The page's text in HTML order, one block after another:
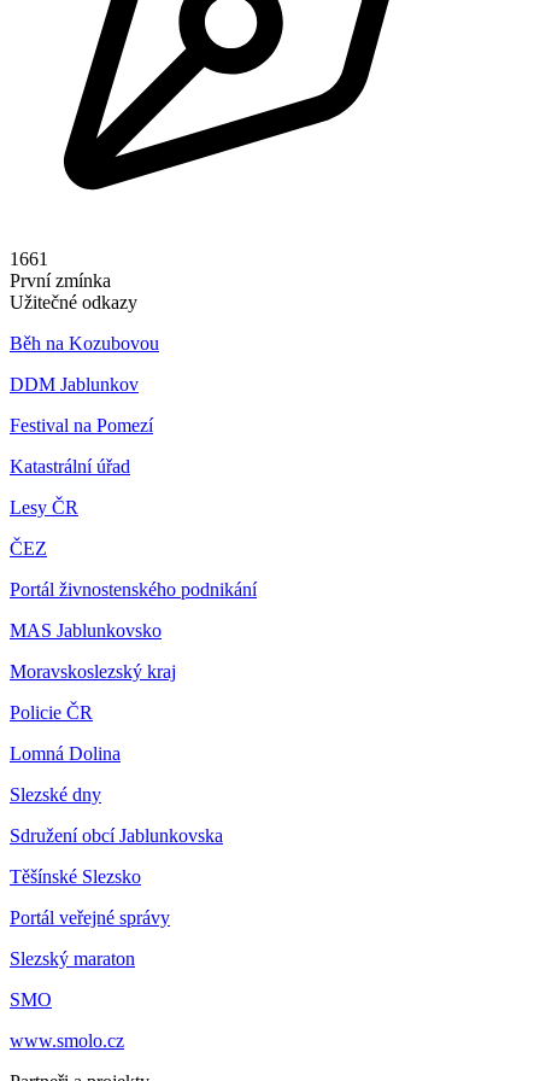
1661
První zmínka
Užitečné odkazy
Běh na Kozubovou
DDM Jablunkov
Festival na Pomezí
Katastrální úřad
Lesy ČR
ČEZ
Portál živnostenského podnikání
MAS Jablunkovsko
Moravskoslezský kraj
Policie ČR
Lomná Dolina
Slezské dny
Sdružení obcí Jablunkovska
Těšínské Slezsko
Portál veřejné správy
Slezský maraton
SMO
www.smolo.cz